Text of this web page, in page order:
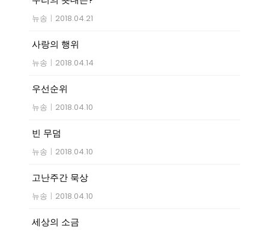
뉴송 | 2018.04.21
사랑의 행위
뉴송 | 2018.04.14
우선순위
뉴송 | 2018.04.10
빈 무덤
뉴송 | 2018.04.10
고난주간 묵상
뉴송 | 2018.04.10
세상의 소금